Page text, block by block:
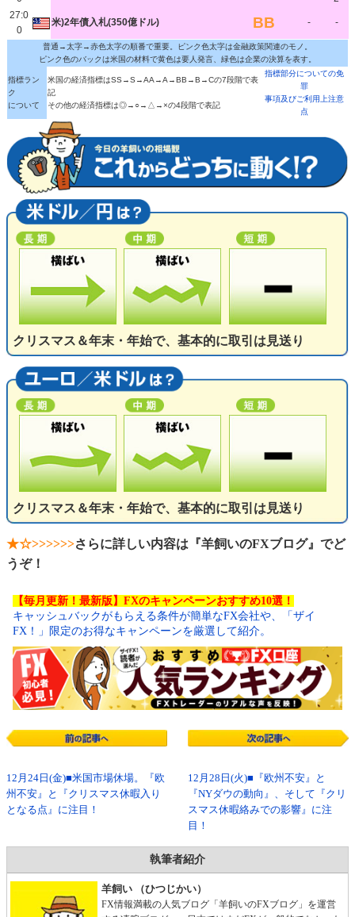
27:0
0
米)2年債入札(350億ドル) BB - -
普通→太字→赤色太字の順番で重要。ピンク色太字は金融政策関連のモノ。
ピンク色のバックは米国の材料で黄色は要人発言、緑色は企業の決算を表す。
指標ラン
ク
について
米国の経済指標はSS→S→AA→A→BB→B→Cの7段階で表
記
その他の経済指標は◎→○→△→×の4段階で表記
指標部分についての免
罪
事項及びご利用上注意
点
クリスマス＆年末・年始で、基本的に取引は見送り
クリスマス＆年末・年始で、基本的に取引は見送り
★☆>>>>>>さらに詳しい内容は『羊飼いのFXブログ』でど
うぞ！
【毎月更新！最新版】FXのキャンペーンおすすめ10選！
キャッシュバックがもらえる条件が簡単なFX会社や、「ザイ
FX！」限定のお得なキャンペーンを厳選して紹介。
12月24日(金)■米国市場休場。『欧
州不安』と『クリスマス休暇入り
となる点』に注目！
12月28日(火)■『欧州不安』と
『NYダウの動向』、そして『クリ
スマス休暇絡みでの影響』に注
目！
執筆者紹介
羊飼い （ひつじかい）
FX情報満載の人気ブログ「羊飼いのFXブログ」を運営